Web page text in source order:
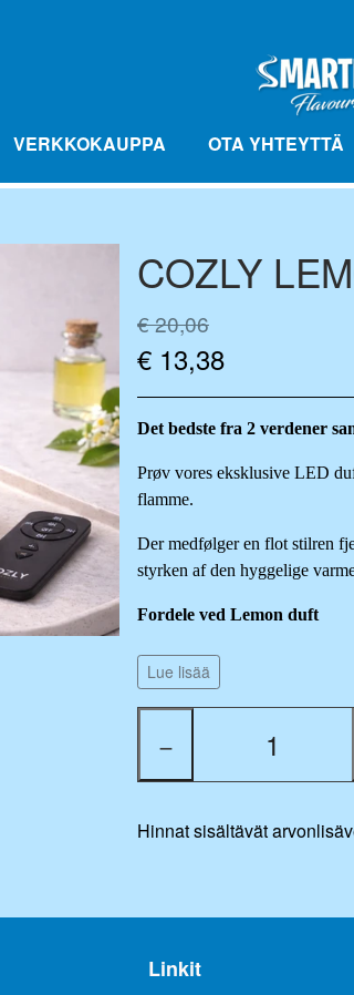
VERKKOKAUPPA
FLAVOURBALL
BASE VÆSKE
OTA YHTEYTTÄ
COZLY
€ 20,06
€ 13,38
Det bedste fra 2 verdener
Prøv vores eksklusive LED
flamme.
Der medfølger en flot stilren
styrken af den hyggelige
Fordele ved Lemon duft
Energi og fokus:
koncentrationen og
LED duftlyset med den
Batterier medfølger ikke!
Lue lisää
−
Hinnat sisältävät
Linkit